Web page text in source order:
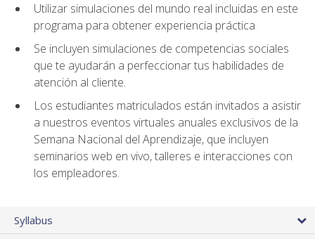
Utilizar simulaciones del mundo real incluidas en este
programa para obtener experiencia práctica
Se incluyen simulaciones de competencias sociales
que te ayudarán a perfeccionar tus habilidades de
atención al cliente.
Los estudiantes matriculados están invitados a asistir
a nuestros eventos virtuales anuales exclusivos de la
Semana Nacional del Aprendizaje, que incluyen
seminarios web en vivo, talleres e interacciones con
los empleadores.
Syllabus